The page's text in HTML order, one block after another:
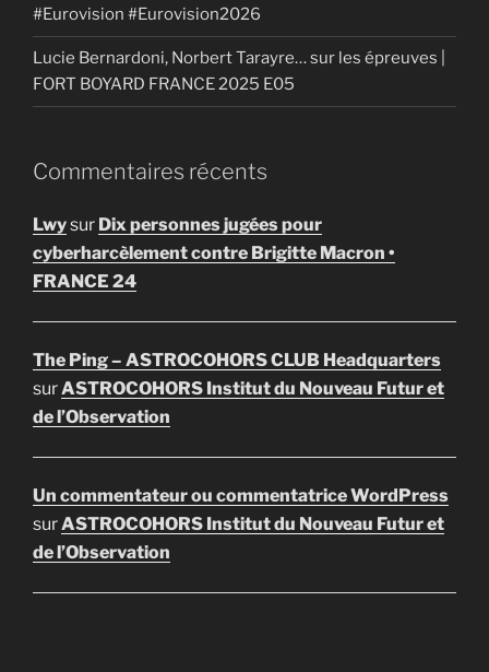
#Eurovision #Eurovision2026
Lucie Bernardoni, Norbert Tarayre… sur les épreuves |
FORT BOYARD FRANCE 2025 E05
Commentaires récents
Lwysur Dix personnes jugées pour
cyberharcèlement contre Brigitte Macron •
FRANCE 24
The Ping – ASTROCOHORS CLUB Headquarters
surASTROCOHORS Institut du Nouveau Futur et
de l’Observation
Un commentateur ou commentatrice WordPress
surASTROCOHORS Institut du Nouveau Futur et
de l’Observation